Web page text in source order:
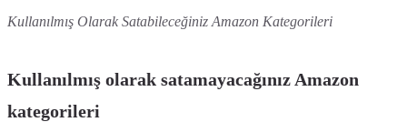
Kullanılmış Olarak Satabileceğiniz Amazon Kategorileri
Kullanılmış olarak satamayacağınız Amazon
kategorileri